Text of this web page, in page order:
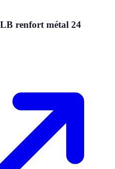
renfort métal 24